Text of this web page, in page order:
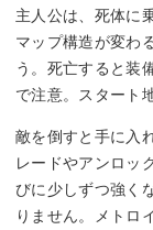
主人公は、死体に
マップ構造が変わ
う。死亡すると装
で注意。スタート
敵を倒すと手に入
レードやアンロッ
びに少しずつ強く
りません。メトロ